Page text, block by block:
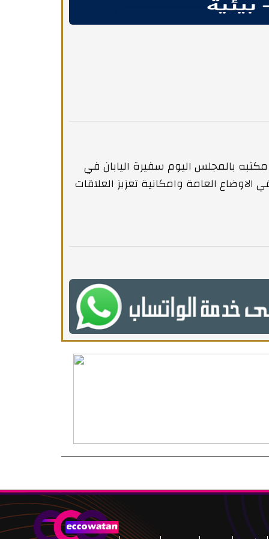
بالمجلس اليوم سفيرة اليابان في
العامة وامكانية تعزيز العلاقات